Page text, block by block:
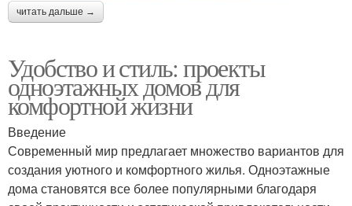
читать дальше →
Удобство и стиль: проекты
одноэтажных домов для
комфортной жизни
Введение
Современный мир предлагает множество вариантов для
создания уютного и комфортного жилья. Одноэтажные
дома становятся все более популярными благодаря